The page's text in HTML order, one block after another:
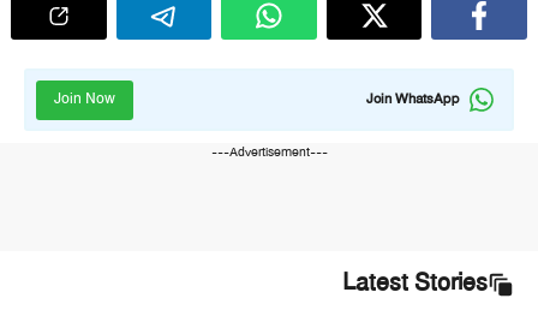
Join WhatsApp
Join Now
---Advertisement---
Latest Stories